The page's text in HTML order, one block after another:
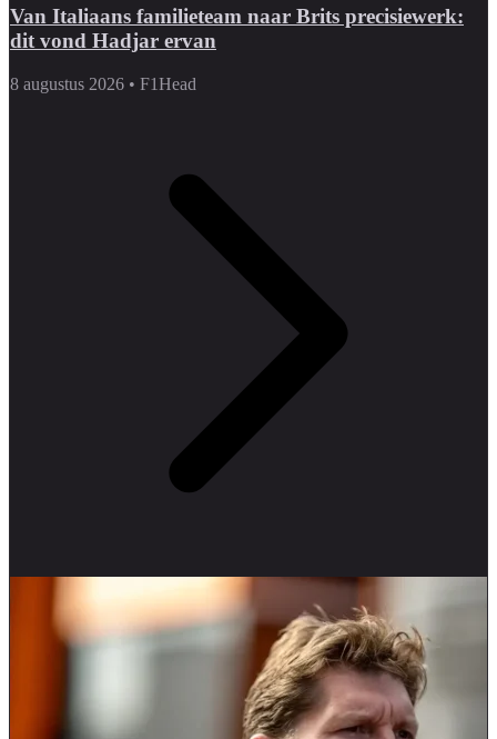
Van Italiaans familieteam naar Brits precisiewerk:
dit vond Hadjar ervan
8 augustus 2026 • F1Head